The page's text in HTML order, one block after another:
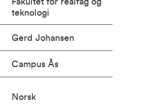
teknologi
Gerd Johansen
Campus Ås
Norsk